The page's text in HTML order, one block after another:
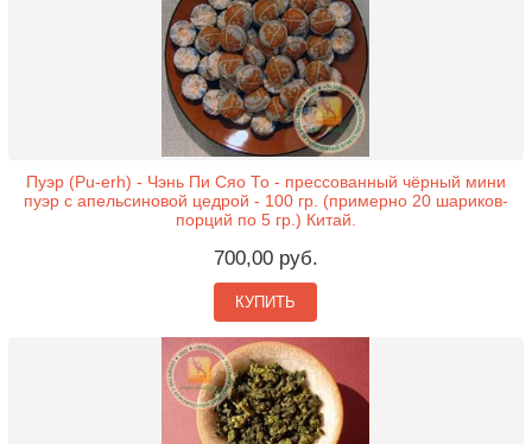
Пуэр (Pu-erh) - Чэнь Пи Сяо То - прессованный чёрный мини
пуэр с апельсиновой цедрой - 100 гр. (примерно 20 шариков-
порций по 5 гр.) Китай.
700,00 руб.
КУПИТЬ